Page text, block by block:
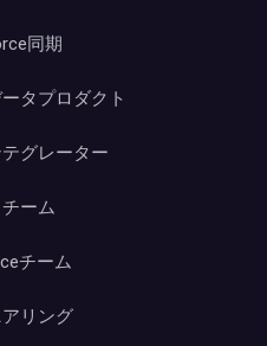
同期
タプロダクト
グレーター
ーム
チーム
リング